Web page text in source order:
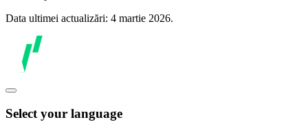
Data ultimei actualizări: 4 martie 2026.
Select your language